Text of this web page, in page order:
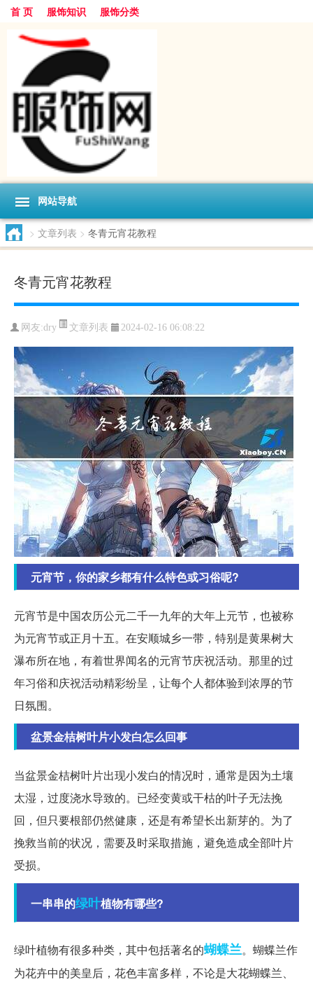
首 页 服饰知识 服饰分类
网站导航
> 文章列表 > 冬青元宵花教程
冬青元宵花教程
网友:dry 文章列表 2024-02-16 06:08:22
元宵节，你的家乡都有什么特色或习俗呢?
元宵节是中国农历公元二千一九年的大年上元节，也被称
为元宵节或正月十五。在安顺城乡一带，特别是黄果树大
瀑布所在地，有着世界闻名的元宵节庆祝活动。那里的过
年习俗和庆祝活动精彩纷呈，让每个人都体验到浓厚的节
日氛围。
盆景金桔树叶片小发白怎么回事
当盆景金桔树叶片出现小发白的情况时，通常是因为土壤
太湿，过度浇水导致的。已经变黄或干枯的叶子无法挽
回，但只要根部仍然健康，还是有希望长出新芽的。为了
挽救当前的状况，需要及时采取措施，避免造成全部叶片
受损。
一串串的绿叶植物有哪些?
绿叶植物有很多种类，其中包括著名的蝴蝶兰。蝴蝶兰作
为花卉中的美皇后，花色丰富多样，不论是大花蝴蝶兰、